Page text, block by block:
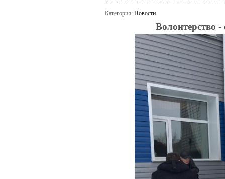
Категория: Новости
Волонтерство -